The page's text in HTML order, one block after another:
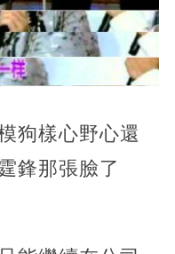
狗樣心野心還
鋒那張臉了